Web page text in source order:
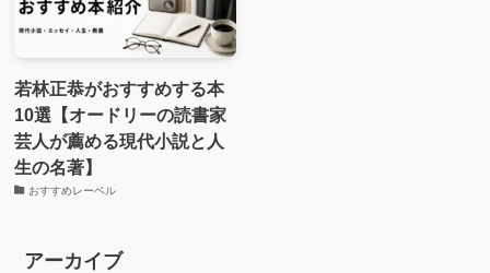
若林正恭がおすすめする本
10選【オードリーの読書家
芸人が薦める現代小説と人
生の名著】
おすすめレーベル
アーカイブ